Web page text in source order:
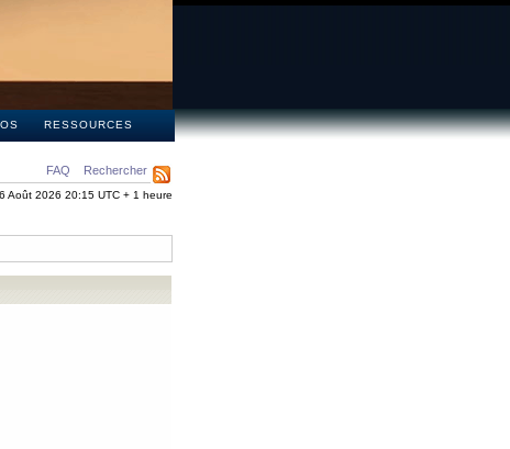
RESSOURCES
FAQ Rechercher
Août 2026 20:15 UTC + 1 heure